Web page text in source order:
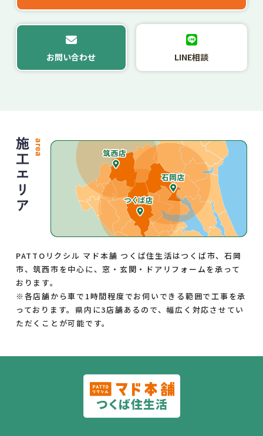
お問い合わせ LINE相談
PATTOリクシル マド本舗 つくば住生活はつくば市、石岡
市、筑西市を中心に、窓・玄関・ドアリフォームを承って
おります。
※各店舗から車で1時間程度でお伺いできる範囲で工事を承
っております。県内に3店舗あるので、幅広く対応させてい
ただくことが可能です。